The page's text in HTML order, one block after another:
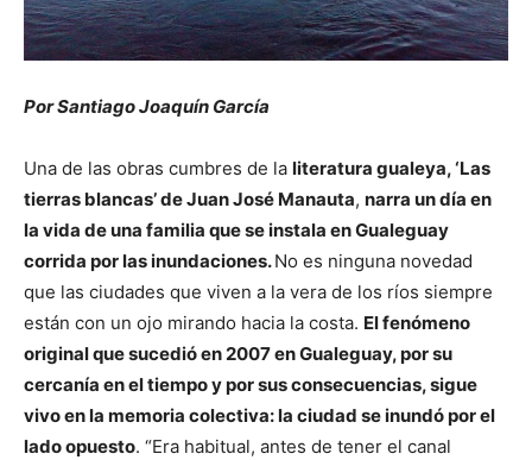
Por Santiago Joaquín García
Una de las obras cumbres de la literatura gualeya, ‘Las
tierras blancas’ de Juan José Manauta, narra un día en
la vida de una familia que se instala en Gualeguay
corrida por las inundaciones.No es ninguna novedad
que las ciudades que viven a la vera de los ríos siempre
están con un ojo mirando hacia la costa. El fenómeno
original que sucedió en 2007 en Gualeguay, por su
cercanía en el tiempo y por sus consecuencias, sigue
vivo en la memoria colectiva: la ciudad se inundó por el
lado opuesto. “Era habitual, antes de tener el canal